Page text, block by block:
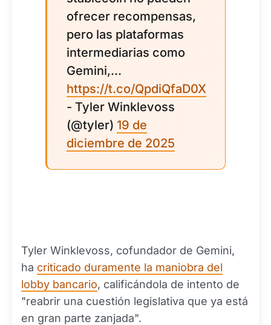
ofrecer recompensas,
pero las plataformas
intermediarias como
Gemini,...
https://t.co/QpdiQfaD0X
- Tyler Winklevoss
(@tyler) 19 de
diciembre de 2025
Tyler Winklevoss, cofundador de Gemini,
ha criticado duramente la maniobra del
lobby bancario, calificándola de intento de
"reabrir una cuestión legislativa que ya está
en gran parte zanjada".